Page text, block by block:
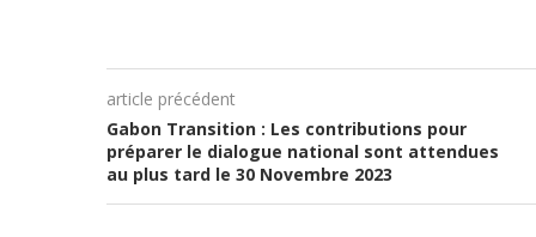
article précédent
Gabon Transition : Les contributions pour
préparer le dialogue national sont attendues
au plus tard le 30 Novembre 2023